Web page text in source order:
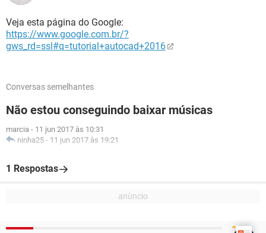
Veja esta página do Google:
https://www.google.com.br/?
gws_rd=ssl#q=tutorial+autocad+2016
Conversas semelhantes
Não estou conseguindo baixar músicas
marcia - 11 jun 2017 às 10:31
ninha25 - 11 jun 2017 às 19:21
1 Respostas